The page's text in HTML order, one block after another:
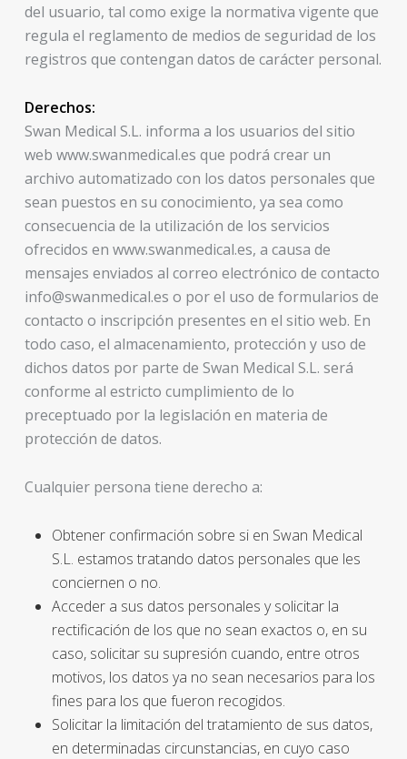
del usuario, tal como exige la normativa vigente que
regula el reglamento de medios de seguridad de los
registros que contengan datos de carácter personal.
Derechos:
Swan Medical S.L. informa a los usuarios del sitio
web www.swanmedical.es que podrá crear un
archivo automatizado con los datos personales que
sean puestos en su conocimiento, ya sea como
consecuencia de la utilización de los servicios
ofrecidos en www.swanmedical.es, a causa de
mensajes enviados al correo electrónico de contacto
info@swanmedical.es o por el uso de formularios de
contacto o inscripción presentes en el sitio web. En
todo caso, el almacenamiento, protección y uso de
dichos datos por parte de Swan Medical S.L. será
conforme al estricto cumplimiento de lo
preceptuado por la legislación en materia de
protección de datos.
Cualquier persona tiene derecho a:
Obtener confirmación sobre si en Swan Medical
S.L. estamos tratando datos personales que les
conciernen o no.
Acceder a sus datos personales y solicitar la
rectificación de los que no sean exactos o, en su
caso, solicitar su supresión cuando, entre otros
motivos, los datos ya no sean necesarios para los
fines para los que fueron recogidos.
Solicitar la limitación del tratamiento de sus datos,
en determinadas circunstancias, en cuyo caso